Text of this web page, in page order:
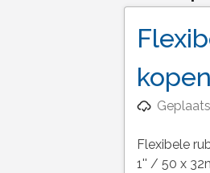
kopen
Flexibele
1'' / 50 x